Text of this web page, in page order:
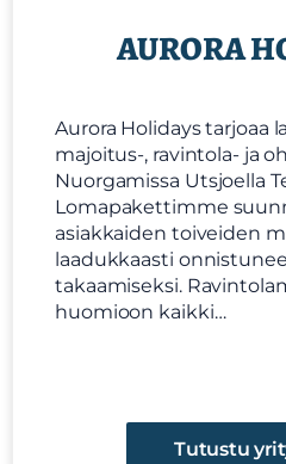
AURORA
Aurora Holidays tarjoaa
majoitus-, ravintola- ja
Nuorgamissa Utsjoella
Lomapakettimme
asiakkaiden toiveiden
laadukkaasti
takaamiseksi.
huomioon kaikki…
Tutustu